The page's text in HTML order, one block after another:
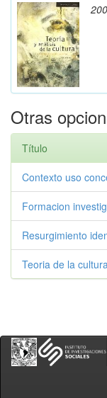
Otras
Título
Contexto uso
Formacion
Resurgimiento
Teoria de la